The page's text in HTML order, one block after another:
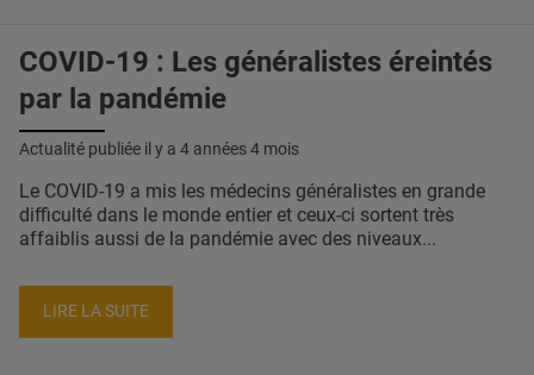
COVID-19 : Les généralistes éreintés
par la pandémie
Actualité publiée il y a 4 années 4 mois
Le COVID-19 a mis les médecins généralistes en grande
difficulté dans le monde entier et ceux-ci sortent très
affaiblis aussi de la pandémie avec des niveaux...
LIRE LA SUITE